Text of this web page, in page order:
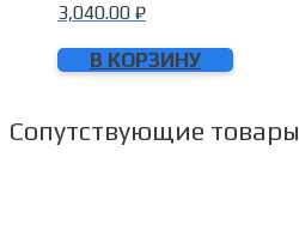
3,040.00 ₽
В КОРЗИНУ
Сопутствующие товары